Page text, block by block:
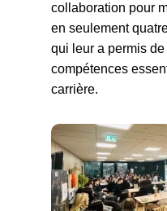
collaboration pour
en seulement
qui leur a permis
compétences
carrière.